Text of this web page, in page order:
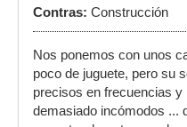
Contras: Construcción
Nos ponemos con unos
poco de juguete, pero su
precisos en frecuencias y
demasiado incómodos ...